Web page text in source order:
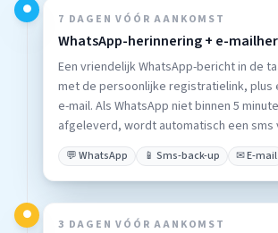
●
7 DAGEN VÓÓR AANKOMST
WhatsApp-herinnering + e-
Een vriendelijk WhatsApp-bericht in de
met de persoonlijke registratielink, plus
e-mail. Als WhatsApp niet binnen 5
afgeleverd, wordt automatisch een sms
💬 WhatsApp 📱 Sms-back-up ✉ E-mail
●
3 DAGEN VÓÓR AANKOMST